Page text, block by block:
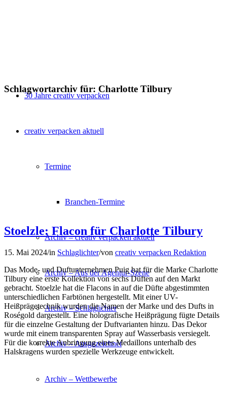
30 Jahre creativ verpacken
creativ verpacken aktuell
Termine
Branchen-Termine
Archiv – creativ verpacken aktuell
Archiv – Aus der Agentur-Szene
Archiv – Schlaglichter
Archiv – Ausgezeichnet
Archiv – Wettbewerbe
Schlagwortarchiv für: Charlotte Tilbury
Stoelzle: Flacon für Charlotte Tilbury
15. Mai 2024/in Schlaglichter/von creativ verpacken Redaktion
Das Mode- und Duftunternehmen Puig hat für die Marke Charlotte
Tilbury eine erste Kollektion von sechs Düften auf den Markt
gebracht. Stoelzle hat die Flacons in auf die Düfte abgestimmten
unterschiedlichen Farbtönen hergestellt. Mit einer UV-
Heißprägetechnik wurden die Namen der Marke und des Dufts in
Roségold dargestellt. Eine holografische Heißprägung fügte Details
für die einzelne Gestaltung der Duftvarianten hinzu. Das Dekor
wurde mit einem transparenten Spray auf Wasserbasis versiegelt.
Für die korrekte Anbringung eines Medaillons unterhalb des
Halskragens wurden spezielle Werkzeuge entwickelt.